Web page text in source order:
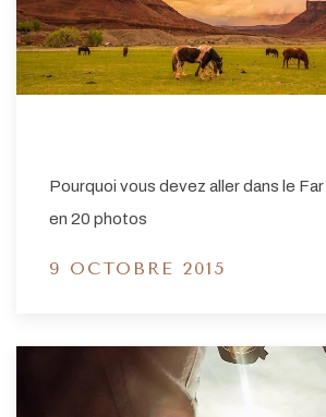
Pourquoi vous devez aller dans le Far
en 20 photos
9 OCTOBRE 2015